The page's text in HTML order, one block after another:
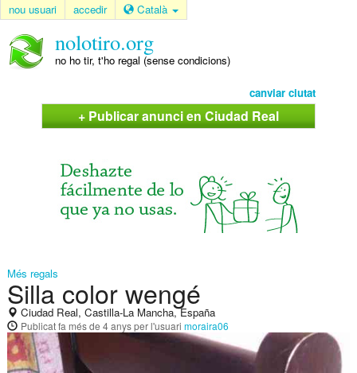
nou usuari accedir Català
nolotiro.org
no ho tir, t'ho regal (sense condicions)
canviar ciutat
+ Publicar anunci en Ciudad Real
Més regals
Silla color wengé
Ciudad Real, Castilla-La Mancha, España
Publicatfa més de 4 anysper l'usuari moraira06